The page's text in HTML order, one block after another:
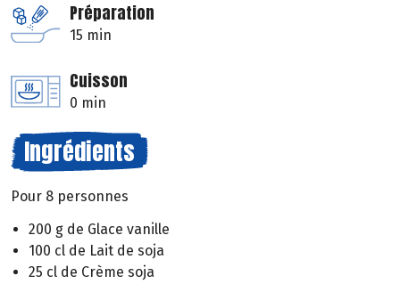
Préparation
15 min
Cuisson
0 min
Ingrédients
Pour 8 personnes
200 g de Glace vanille
100 cl de Lait de soja
25 cl de Crème soja